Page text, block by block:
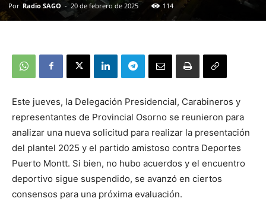
Por Radio SAGO - 20 de febrero de 2025 114
Este jueves, la Delegación Presidencial, Carabineros y
representantes de Provincial Osorno se reunieron para
analizar una nueva solicitud para realizar la presentación
del plantel 2025 y el partido amistoso contra Deportes
Puerto Montt. Si bien, no hubo acuerdos y el encuentro
deportivo sigue suspendido, se avanzó en ciertos
consensos para una próxima evaluación.